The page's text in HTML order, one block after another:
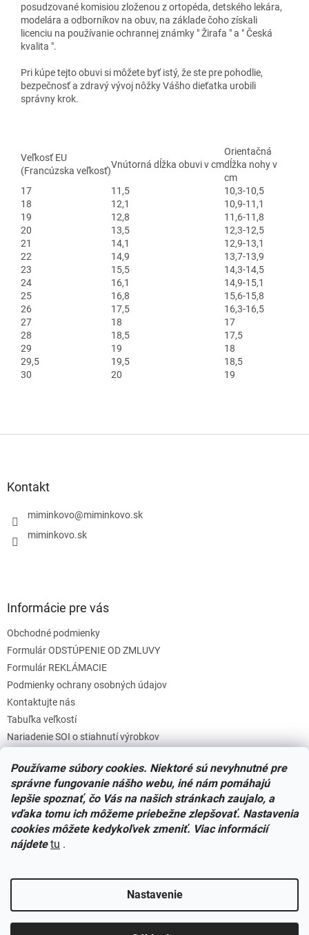
Používame súbory cookies. Niektoré sú nevyhnutné pre
správne fungovanie nášho webu, iné nám pomáhajú
lepšie spoznať, čo Vás na našich stránkach zaujalo, a
vďaka tomu ich môžeme priebežne zlepšovať. Nastavenia
cookies môžete kedykoľvek zmeniť. Viac informácií
nájdete tu .
Nastavenie
posudzované komisiou zloženou z ortopéda, detského lekára,
modelára a odborníkov na obuv, na základe čoho získali
licenciu na používanie ochrannej známky " Žirafa " a " Česká
kvalita ".
Pri kúpe tejto obuvi si môžete byť istý, že ste pre pohodlie,
bezpečnosť a zdravý vývoj nôžky Vášho dieťatka urobili
správny krok.
Veľkosť EU
(Francúzska veľkosť)
Vnútorná dĺžka obuvi v cm
Orientačná
dĺžka nohy v
cm
17
11,5
10,3-10,5
18
12,1
10,9-11,1
19
12,8
11,6-11,8
20
13,5
12,3-12,5
21
14,1
12,9-13,1
22
14,9
13,7-13,9
23
15,5
14,3-14,5
24
16,1
14,9-15,1
25
16,8
15,6-15,8
26
17,5
16,3-16,5
27
18
17
28
18,5
17,5
29
19
18
29,5
19,5
18,5
30
20 19
Kontakt
miminkovo@miminkovo.sk
miminkovo.sk
Informácie pre vás
Obchodné podmienky
Formulár ODSTÚPENIE OD ZMLUVY
Formulár REKLÁMACIE
Podmienky ochrany osobných údajov
Kontaktujte nás
Tabuľka veľkostí
Nariadenie SOI o stiahnutí výrobkov
Zásady súborov COOKIES
Facebook
Vytvoril Shoptet